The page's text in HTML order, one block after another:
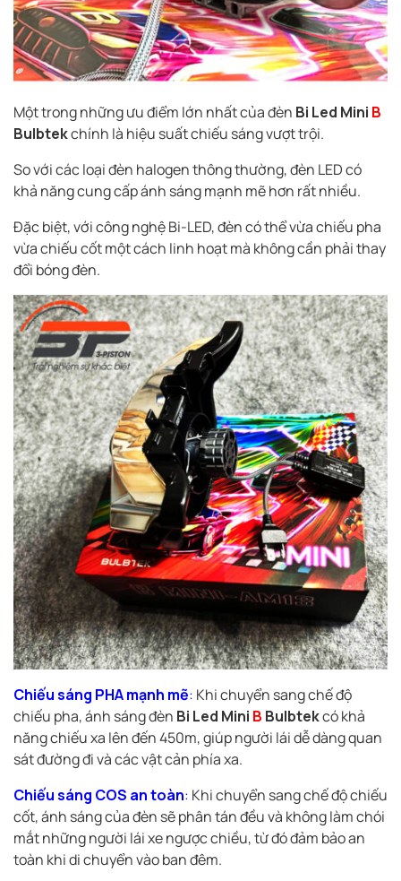
Một trong những ưu điểm lớn nhất của đèn Bi Led Mini B
Bulbtekchính là hiệu suất chiếu sáng vượt trội.
So với các loại đèn halogen thông thường, đèn LED có
khả năng cung cấp ánh sáng mạnh mẽ hơn rất nhiều.
Đặc biệt, với công nghệ Bi-LED, đèn có thể vừa chiếu pha
vừa chiếu cốt một cách linh hoạt mà không cần phải thay
đổi bóng đèn.
Chiếu sáng PHA mạnh mẽ: Khi chuyển sang chế độ
chiếu pha, ánh sáng đèn Bi Led Mini B Bulbtekcó khả
năng chiếu xa lên đến 450m, giúp người lái dễ dàng quan
sát đường đi và các vật cản phía xa.
Chiếu sáng COS an toàn: Khi chuyển sang chế độ chiếu
cốt, ánh sáng của đèn sẽ phân tán đều và không làm chói
mắt những người lái xe ngược chiều, từ đó đảm bảo an
toàn khi di chuyển vào ban đêm.